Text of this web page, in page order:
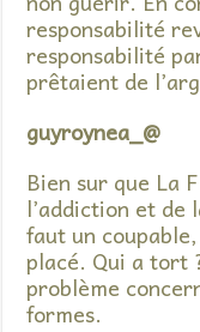
responsabilité
responsabilité
prêtaient de
guyroynea_@
Bien sur que La
l’addiction et
faut un
placé. Qui a tort
problème
formes.